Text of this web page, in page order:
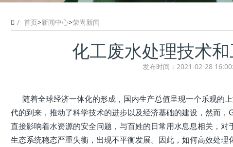
首页>新闻中心>荣尚新闻
化工废水处理技术
发布时间：2021-02-28
随着全球经济一体化的形成，国内生产总值呈现一个乐观的
代的到来，推动了科学技术的进步以及经济基础的建设，然而
直接影响着水资源的安全问题，与百姓的日常用水息息相关，
生态系统稳态严重失衡，出现不平衡发展。因此，如何高效处